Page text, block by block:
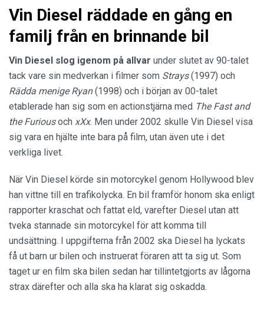
Vin Diesel räddade en gång en
familj från en brinnande bil
Vin Diesel slog igenom på allvar under slutet av 90-talet
tack vare sin medverkan i filmer som Strays(1997) och
Rädda menige Ryan(1998) och i början av 00-talet
etablerade han sig som en actionstjärna med The Fast and
the Furiousoch xXx. Men under 2002 skulle Vin Diesel visa
sig vara en hjälte inte bara på film, utan även ute i det
verkliga livet.
När Vin Diesel körde sin motorcykel genom Hollywood blev
han vittne till en trafikolycka. En bil framför honom ska enligt
rapporter kraschat och fattat eld, varefter Diesel utan att
tveka stannade sin motorcykel för att komma till
undsättning. I uppgifterna från 2002 ska Diesel ha lyckats
få ut barn ur bilen och instruerat föraren att ta sig ut. Som
taget ur en film ska bilen sedan har tillintetgjorts av lågorna
strax därefter och alla ska ha klarat sig oskadda.